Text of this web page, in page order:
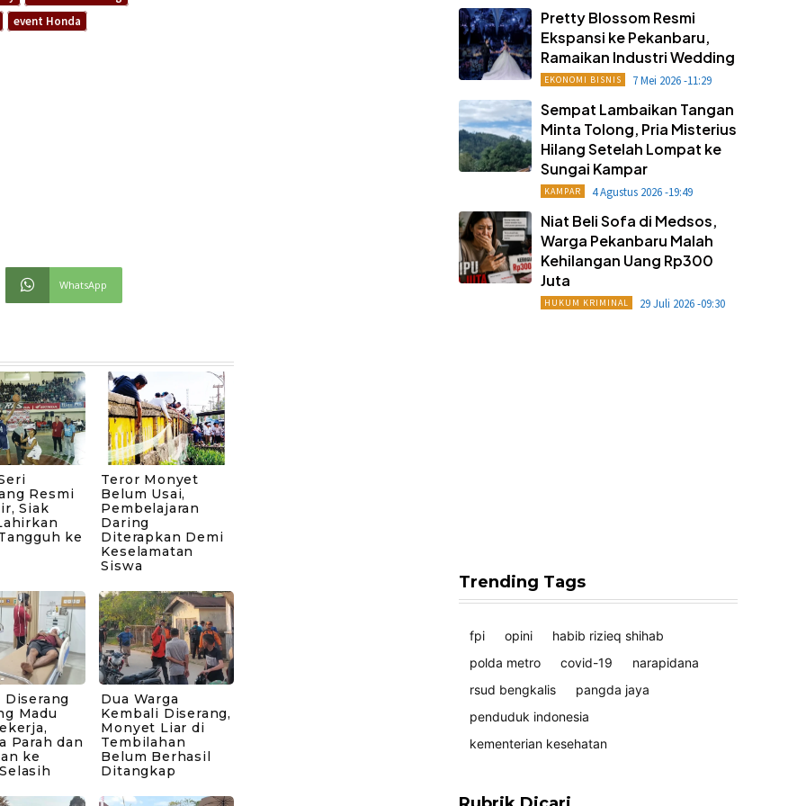
event Honda
WhatsApp
Resmi
Siak
ke
Teror Monyet
Belum Usai,
Pembelajaran
Daring
Diterapkan Demi
Keselamatan
Siswa
Madu
Parah dan
ke
Dua Warga
Kembali Diserang,
Monyet Liar di
Tembilahan
Belum Berhasil
Ditangkap
Pretty Blossom Resmi
Ekspansi ke Pekanbaru,
Ramaikan Industri Wedding
EKONOMI BISNIS 7 Mei 2026 -11:29
Sempat Lambaikan Tangan
Minta Tolong, Pria Misterius
Hilang Setelah Lompat ke
Sungai Kampar
KAMPAR 4 Agustus 2026 -19:49
Niat Beli Sofa di Medsos,
Warga Pekanbaru Malah
Kehilangan Uang Rp300
Juta
HUKUM KRIMINAL 29 Juli 2026 -09:30
Trending Tags
fpi opini
habib rizieq shihab
polda metro
covid-19
narapidana
rsud bengkalis
pangda jaya
penduduk indonesia
kementerian kesehatan